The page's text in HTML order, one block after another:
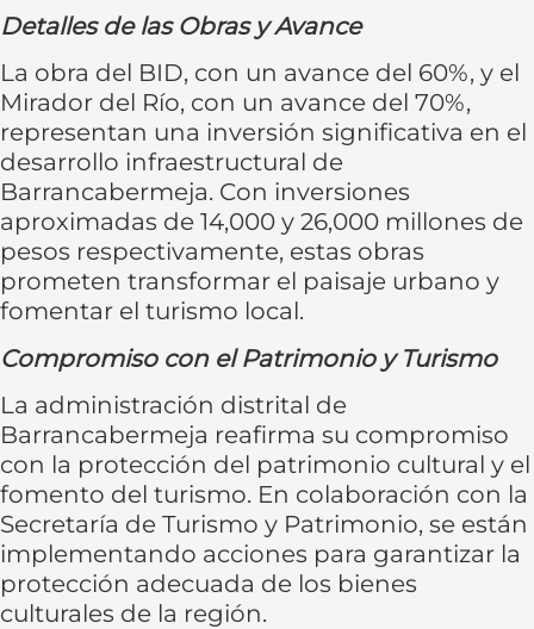
Detalles de las Obras y Avance
La obra del BID, con un avance del 60%, y el
Mirador del Río, con un avance del 70%,
representan una inversión significativa en el
desarrollo infraestructural de
Barrancabermeja. Con inversiones
aproximadas de 14,000 y 26,000 millones de
pesos respectivamente, estas obras
prometen transformar el paisaje urbano y
fomentar el turismo local.
Compromiso con el Patrimonio y Turismo
La administración distrital de
Barrancabermeja reafirma su compromiso
con la protección del patrimonio cultural y el
fomento del turismo. En colaboración con la
Secretaría de Turismo y Patrimonio, se están
implementando acciones para garantizar la
protección adecuada de los bienes
culturales de la región.